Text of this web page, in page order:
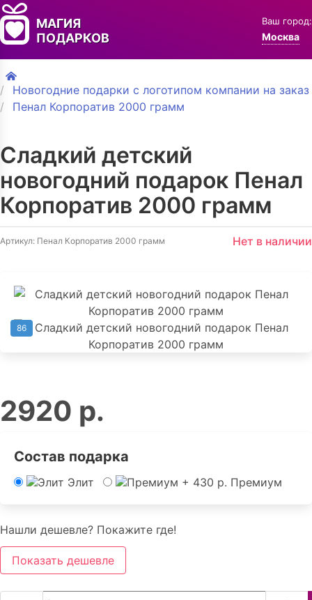
МАГИЯ
ПОДАРКОВ
Ваш город:
Москва
Новогодние подарки с логотипом компании на заказ
Пенал Корпоратив 2000 грамм
Сладкий детский
новогодний подарок Пенал
Корпоратив 2000 грамм
Артикул: Пенал Корпоратив 2000 грамм Нет в наличии
86
2920 р.
Состав подарка
Элит Премиум
Нашли дешевле? Покажите где!
Показать дешевле